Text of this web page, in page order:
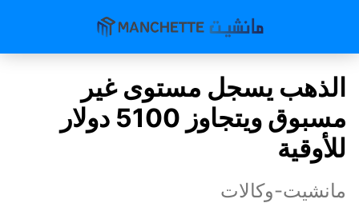
الذهب يسجل مستوى غير
مسبوق ويتجاوز 5100 دولار
للأوقية
مانشيت-وكالات